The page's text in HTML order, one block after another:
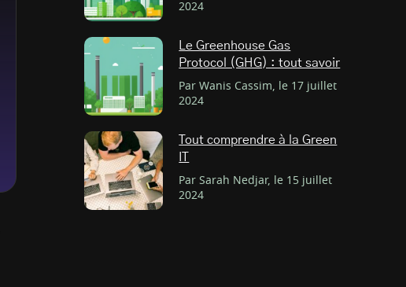
2024
Le Greenhouse Gas
Protocol (GHG) : tout savoir
Par Wanis Cassim, le 17 juillet
2024
Tout comprendre à la Green
Par Sarah Nedjar, le 15 juillet
2024